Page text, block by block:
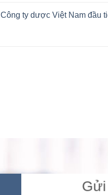
Công ty dược Việt Nam đầu